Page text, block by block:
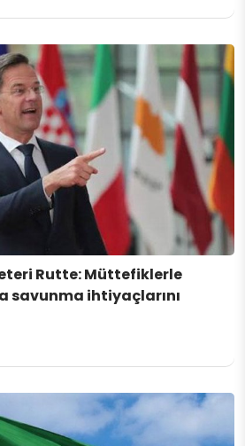
Rutte: Müttefiklerle
savunma ihtiyaçlarını